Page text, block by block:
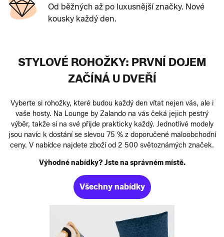
Od běžných až po luxusnější značky. Nové
kousky každý den.
STYLOVÉ ROHOŽKY: PRVNÍ DOJEM
ZAČÍNÁ U DVEŘÍ
Vyberte si rohožky, které budou každý den vítat nejen vás, ale i
vaše hosty. Na Lounge by Zalando na vás čeká jejich pestrý
výběr, takže si na své přijde prakticky každý. Jednotlivé modely
jsou navíc k dostání se slevou 75 % z doporučené maloobchodní
ceny. V nabídce najdete zboží od 2 500 světoznámých značek.
Výhodné nabídky? Jste na správném místě.
Všechny nabídky